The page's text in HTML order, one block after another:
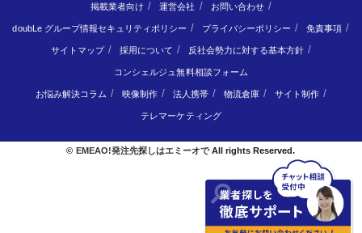
掲載業者向け 運営会社 お問い合わせ
doubLe グループ情報セキュリティポリシー プライバシーポリシー 免責事項
サイトマップ 採用について 反社会勢力に対する基本方針
コンシェルジュ無料相談フォーム
お悩み解決コラム 映像制作 法人携帯 物流倉庫 サイト制作
テレマーケティング
© EMEAO!発注先探しはエミーオでAll rights Reserved.